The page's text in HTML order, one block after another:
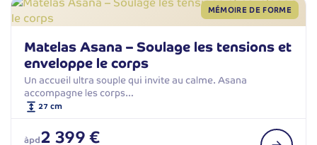
MÉMOIRE DE FORME
Matelas Asana – Soulage les tensions et
enveloppe le corps
Un accueil ultra souple qui invite au calme. Asana
accompagne les corps…
27 cm
àpd2 399 €